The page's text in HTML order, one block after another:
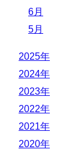
6月
5月
2025年
2024年
2023年
2022年
2021年
2020年